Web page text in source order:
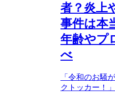
者？炎上
事件は本
年齢やプ
べ
「令和のお騒
クトッカー！」